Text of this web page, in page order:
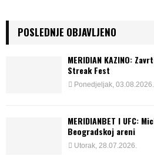
POSLEDNJE OBJAVLJENO
MERIDIAN KAZINO:
Streak Fest
Ponedjeljak, 03.08.2026.
MERIDIANBET I UFC:
Beogradskoj areni
Utorak, 28.07.2026.